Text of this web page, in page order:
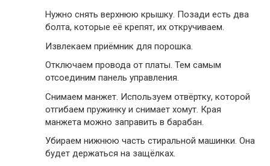
Нужно снять верхнюю крышку. Позади есть два
болта, которые её крепят, их откручиваем.
Извлекаем приёмник для порошка.
Отключаем провода от платы. Тем самым
отсоединим панель управления.
Снимаем манжет. Используем отвёртку, которой
отгибаем пружинку и снимает хомут. Края
манжета можно заправить в барабан.
Убираем нижнюю часть стиральной машинки. Она
будет держаться на защёлках.